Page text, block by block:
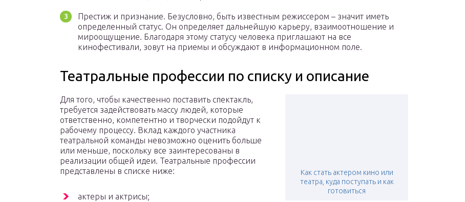
Престиж и признание. Безусловно, быть известным режиссером – значит иметь
определенный статус. Он определяет дальнейшую карьеру, взаимоотношение и
мироощущение. Благодаря этому статусу человека приглашают на все
кинофестивали, зовут на приемы и обсуждают в информационном поле.
Театральные профессии по списку и описание
Как стать актером кино или
театра, куда поступать и как
готовиться
Для того, чтобы качественно поставить спектакль,
требуется задействовать массу людей, которые
ответственно, компетентно и творчески подойдут к
рабочему процессу. Вклад каждого участника
театральной команды невозможно оценить больше
или меньше, поскольку все заинтересованы в
реализации общей идеи. Театральные профессии
представлены в списке ниже:
актеры и актрисы;